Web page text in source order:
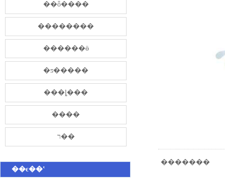
��ȫ����
��������
������ӫ
�ƽ�����
���ȴ���
����
ר��
��ϵ��ʽ
�������